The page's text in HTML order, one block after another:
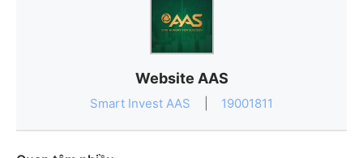
Website AAS
Smart Invest AAS 19001811